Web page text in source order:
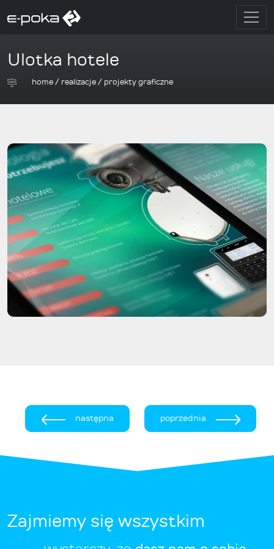
Ulotka hotele
home/ realizacje/ projekty graficzne
następna poprzednia
Zajmiemy się wszystkim